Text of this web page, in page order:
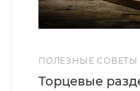
ПОЛЕЗНЫЕ СОВЕТЫ
Торцевые